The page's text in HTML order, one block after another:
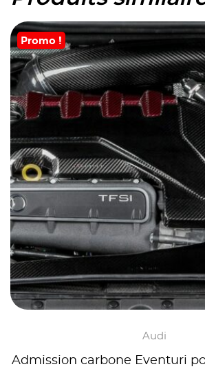
Promo !
Audi
Admission carbone Eventuri